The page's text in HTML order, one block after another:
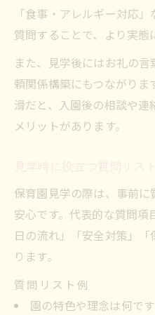
「食事・アレルギー対応
質問することで、より実態
また、見学後にはお礼の
頼関係構築にもつながり
滑だと、入園後の相談や
メリットがあります。
見学時に役立つ質問リス
保育園見学の際は、事前
安心です。代表的な質問
日の流れ」「安全対策」
ります。
質問リスト例
園の特色や理念は何で